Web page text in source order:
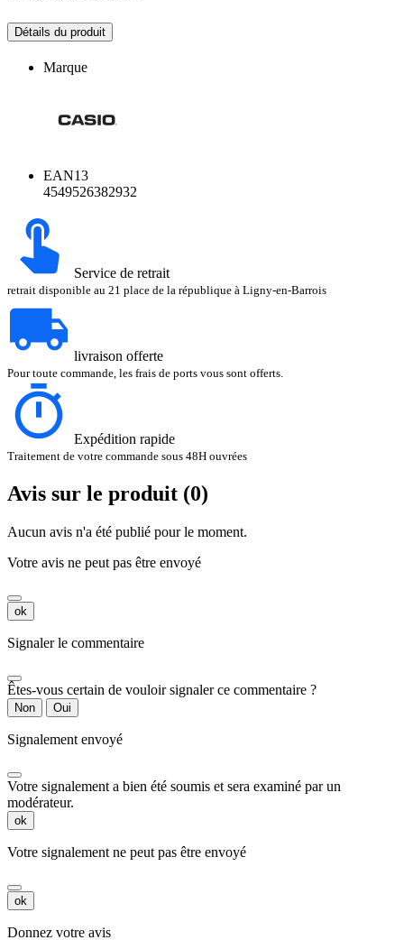
Détails du produit
Marque
EAN13
4549526382932
Service de retrait
retrait disponible au 21 place de la république à Ligny-en-Barrois
livraison offerte
Pour toute commande, les frais de ports vous sont offerts.
Expédition rapide
Traitement de votre commande sous 48H ouvrées
Avis sur le produit (0)
Aucun avis n'a été publié pour le moment.
Votre avis ne peut pas être envoyé
ok
Signaler le commentaire
Êtes-vous certain de vouloir signaler ce commentaire ?
Non Oui
Signalement envoyé
Votre signalement a bien été soumis et sera examiné par un
modérateur.
ok
Votre signalement ne peut pas être envoyé
ok
Donnez votre avis